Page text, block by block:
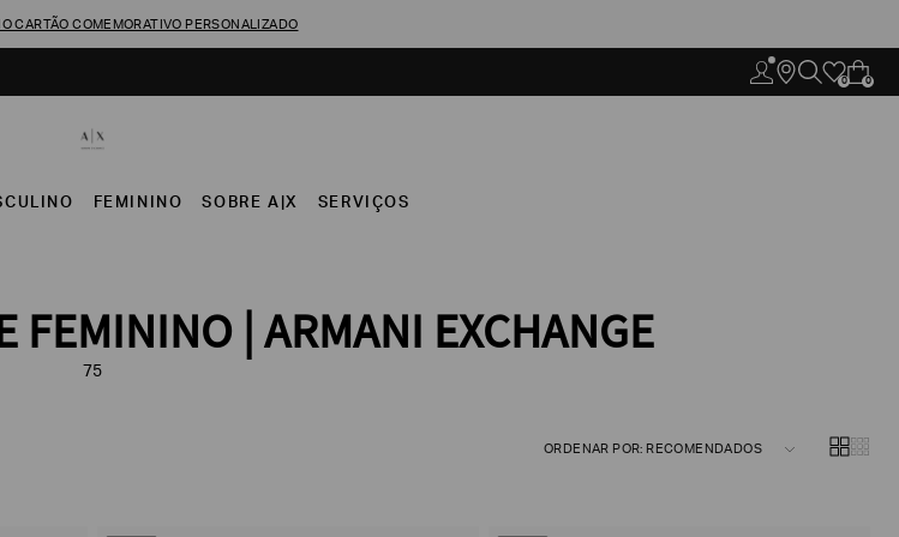
CARTÃO COMEMORATIVO PERSONALIZADO
0 0
FEMININO SOBRE A|X SERVIÇOS
FEMININO | ARMANI EXCHANGE
75
ORDENAR POR: RECOMENDADOS